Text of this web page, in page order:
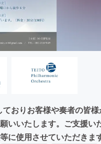
おりお客様や奏者の皆
いいたします。ご支援い
に使用させていただきま